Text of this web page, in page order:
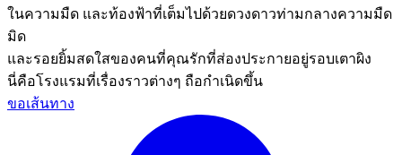
ในความมืด และท้องฟ้าที่เต็มไปด้วยดวงดาวท่ามกลางความมืด
มิด
และรอยยิ้มสดใสของคนที่คุณรักที่ส่องประกายอยู่รอบเตาผิง
นี่คือโรงแรมที่เรื่องราวต่างๆ ถือกำเนิดขึ้น
ขอเส้นทาง